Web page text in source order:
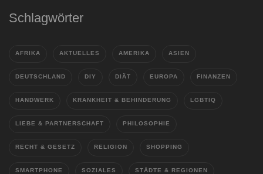
Schlagwörter
AFRIKA AKTUELLES AMERIKA ASIEN
DEUTSCHLAND DIY DIÄT EUROPA FINANZEN
HANDWERK KRANKHEIT & BEHINDERUNG LGBTIQ
LIEBE & PARTNERSCHAFT PHILOSOPHIE
RECHT & GESETZ RELIGION SHOPPING
SMARTPHONE SOZIALES STÄDTE & REGIONEN